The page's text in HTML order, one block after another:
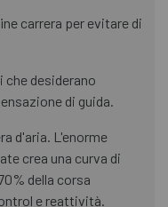
carrera per evitare di
desiderano
di guida.
d'aria. L'enorme
crea una curva di
della corsa
e reattività.